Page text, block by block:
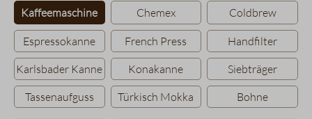
Kaffeemaschine
Chemex Coldbrew
Espressokanne French Press
Handfilter
Karlsbader Kanne
Konakanne
Siebträger
Tassenaufguss
Türkisch Mokka Bohne